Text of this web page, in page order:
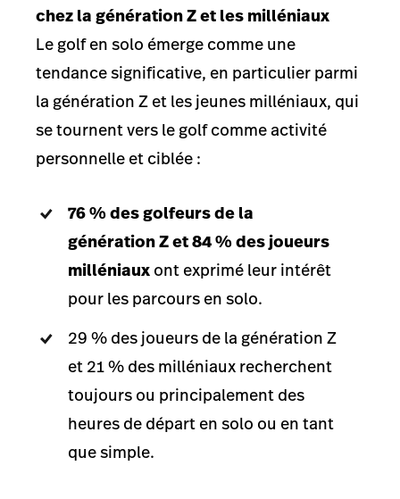
chez la génération Z et les milléniaux
Le golf en solo émerge comme une
tendance significative, en particulier parmi
la génération Z et les jeunes milléniaux, qui
se tournent vers le golf comme activité
personnelle et ciblée :
76 % des golfeurs de la
génération Z et 84 % des joueurs
milléniaux ont exprimé leur intérêt
pour les parcours en solo.
29 % des joueurs de la génération Z
et 21 % des milléniaux recherchent
toujours ou principalement des
heures de départ en solo ou en tant
que simple.